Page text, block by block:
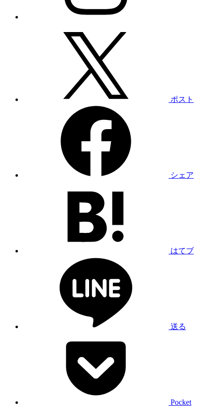
ポスト
シェア
はてブ
送る
Pocket